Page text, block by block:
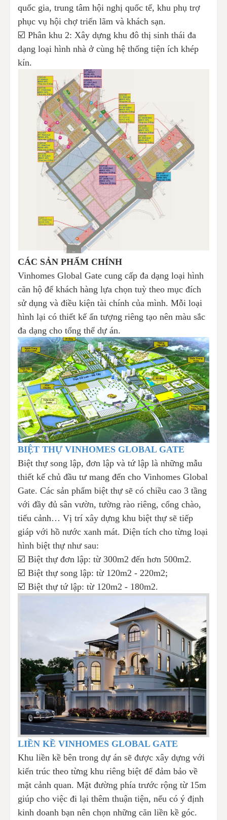
quốc gia, trung tâm hội nghị quốc tế, khu phụ trợ
phục vụ hội chợ triển lãm và khách sạn.
☑️ Phân khu 2: Xây dựng khu đô thị sinh thái đa
dạng loại hình nhà ở cùng hệ thống tiện ích khép
kín.
CÁC SẢN PHẨM CHÍNH
Vinhomes Global Gate cung cấp đa dạng loại hình
căn hộ để khách hàng lựa chọn tuỳ theo mục đích
sử dụng và điều kiện tài chính của mình. Mỗi loại
hình lại có thiết kế ấn tượng riêng tạo nên màu sắc
đa dạng cho tổng thể dự án.
BIỆT THỰ VINHOMES GLOBAL GATE
Biệt thự song lập, đơn lập và tứ lập là những mẫu
thiết kế chủ đầu tư mang đến cho Vinhomes Global
Gate. Các sản phẩm biệt thự sẽ có chiều cao 3 tầng
với đầy đủ sân vườn, tường rào riêng, cổng chào,
tiểu cảnh… Vị trí xây dựng khu biệt thự sẽ tiếp
giáp với hồ nước xanh mát. Diện tích cho từng loại
hình biệt thự như sau:
☑️ Biệt thự đơn lập: từ 300m2 đến hơn 500m2.
☑️ Biệt thự song lập: từ 120m2 - 220m2;
☑️ Biệt thự tứ lập: từ 120m2 - 180m2.
LIỀN KỀ VINHOMES GLOBAL GATE
Khu liền kề bên trong dự án sẽ được xây dựng với
kiến trúc theo từng khu riêng biệt để đảm bảo về
mặt cảnh quan. Mặt đường phía trước rộng từ 15m
giúp cho việc đi lại thêm thuận tiện, nếu có ý định
kinh doanh bạn nên chọn những căn liền kề góc.